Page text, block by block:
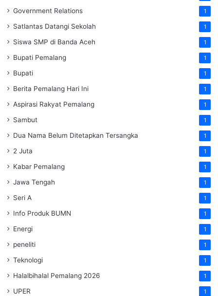
Government Relations 1
Satlantas Datangi Sekolah 1
Siswa SMP di Banda Aceh 1
Bupati Pemalang 1
Bupati 1
Berita Pemalang Hari Ini 1
Aspirasi Rakyat Pemalang 1
Sambut 1
Dua Nama Belum Ditetapkan Tersangka 1
2 Juta 1
Kabar Pemalang 1
Jawa Tengah 1
Seri A 1
Info Produk BUMN 1
Energi 1
peneliti 1
Teknologi 1
Halalbihalal Pemalang 2026 1
UPER 1